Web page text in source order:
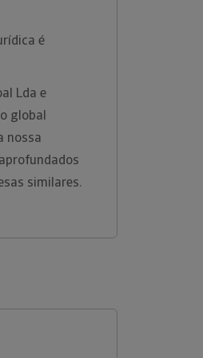
é
Lda e
global
nossa
similares.